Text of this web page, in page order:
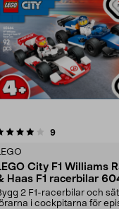
9recensioner
City F1 Williams
Haas F1 racerbilar
4 år
2 F1-racerbilar och
i cockpitarna för
5.0av 5 stjärnor